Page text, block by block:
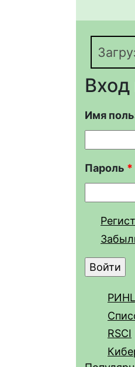
Вход
Имя
Пароль *
RSCI